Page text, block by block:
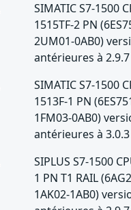
SIMATIC S7-1500
1515TF-2 PN
2UM01-0AB0)
antérieures à 2.9.7
SIMATIC S7-1500
1513F-1 PN
1FM03-0AB0)
antérieures à 3.0.3
SIPLUS S7-1500
1 PN T1 RAIL
1AK02-1AB0)